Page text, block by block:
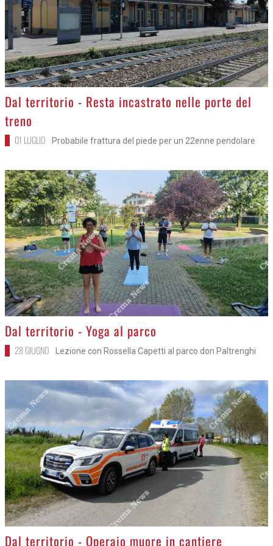
Crema - Tempesta sul Campus di vela
02 LUGLIO Tanto spavento ma nessun danno
>
Dal territorio - Resta incastrato nelle porte del
treno
01 LUGLIO Probabile frattura del piede per un 22enne pendolare
>
Dal territorio - Yoga al parco
28 GIUGNO Lezione con Rossella Capetti al parco don Paltrenghi